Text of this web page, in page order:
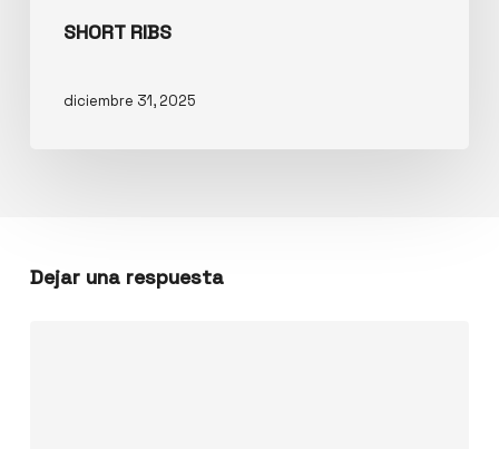
SHORT RIBS
diciembre 31, 2025
Dejar una respuesta